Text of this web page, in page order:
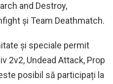
and Destroy,
și Team Deathmatch.
și speciale permit
2v2, Undead Attack, Prop
posibil să participați la